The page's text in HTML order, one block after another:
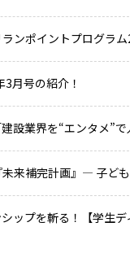
ンポイントプログラム
月号の紹介！
設業界を“エンタメ”
未来補完計画』— 子ど
ップを斬る！【学生デ